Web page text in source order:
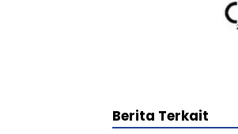
Berita Terkait